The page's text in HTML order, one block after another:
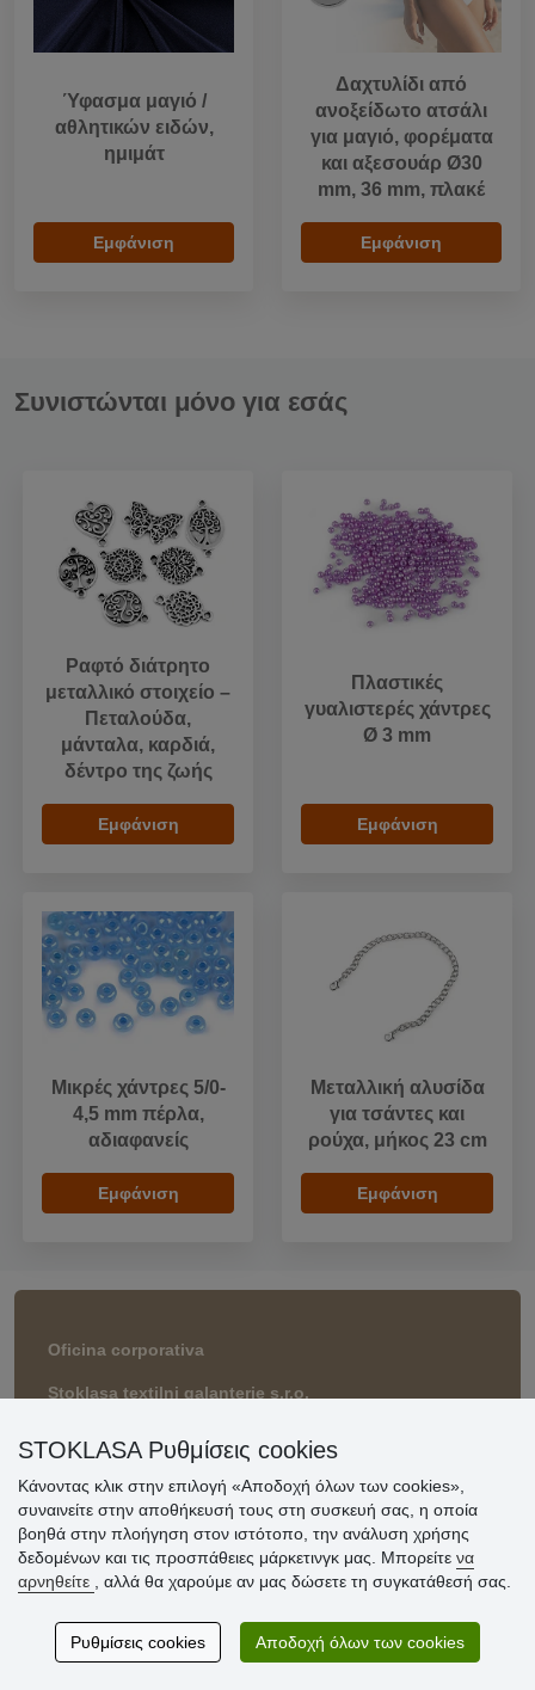
Ύφασμα μαγιό /
αθλητικών ειδών,
ημιμάτ
Εμφάνιση
Δαχτυλίδι από
ανοξείδωτο ατσάλι
για μαγιό, φορέματα
και αξεσουάρ Ø30
mm, 36 mm, πλακέ
Εμφάνιση
Συνιστώνται μόνο για εσάς
Ραφτό διάτρητο
μεταλλικό στοιχείο –
Πεταλούδα,
μάνταλα, καρδιά,
δέντρο της ζωής
Εμφάνιση
Πλαστικές
γυαλιστερές χάντρες
Ø 3 mm
Εμφάνιση
Μικρές χάντρες 5/0-
4,5 mm πέρλα,
αδιαφανείς
Εμφάνιση
Μεταλλική αλυσίδα
για τσάντες και
ρούχα, μήκος 23 cm
Εμφάνιση
Oficina corporativa
Stoklasa textilni galanterie s.r.o.
747 23 Bolatice
Czech Republic
Επικοινωνία
eshop@stoklasa.gr
STOKLASA Ρυθμίσεις cookies
Κάνοντας κλικ στην επιλογή «Αποδοχή όλων των cookies»,
συναινείτε στην αποθήκευσή τους στη συσκευή σας, η οποία
βοηθά στην πλοήγηση στον ιστότοπο, την ανάλυση χρήσης
δεδομένων και τις προσπάθειες μάρκετινγκ μας. Μπορείτε να
αρνηθείτε
, αλλά θα χαρούμε αν μας δώσετε τη συγκατάθεσή σας.
Ρυθμίσεις cookies Αποδοχή όλων των cookies